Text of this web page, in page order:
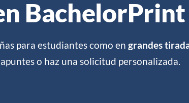
BachelorPrint
para estudiantes como en grandes
o haz una solicitud personalizada.